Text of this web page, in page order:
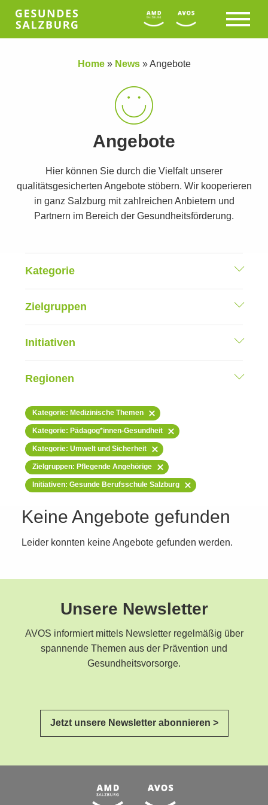
Home» News»Angebote
Angebote
Hier können Sie durch die Vielfalt unserer
qualitätsgesicherten Angebote stöbern. Wir kooperieren
in ganz Salzburg mit zahlreichen Anbietern und
Partnern im Bereich der Gesundheitsförderung.
Kategorie
Zielgruppen
Initiativen
Regionen
Kategorie: Medizinische Themen
Kategorie: Pädagog*innen-Gesundheit
Kategorie: Umwelt und Sicherheit
Zielgruppen: Pflegende Angehörige
Initiativen: Gesunde Berufsschule Salzburg
Keine Angebote gefunden
Leider konnten keine Angebote gefunden werden.
Unsere Newsletter
AVOS informiert mittels Newsletter regelmäßig über
spannende Themen aus der Prävention und
Gesundheitsvorsorge.
Jetzt unsere Newsletter abonnieren >